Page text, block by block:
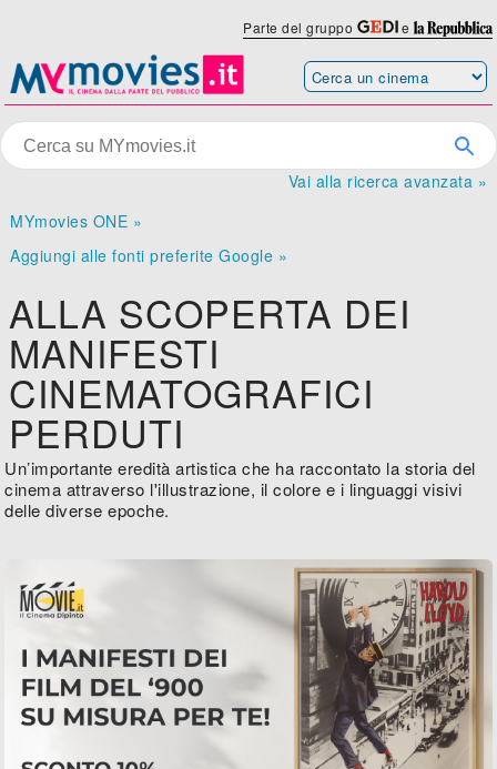
Parte del gruppo e
Vai alla ricerca avanzata »
MYmovies ONE »
Aggiungi alle fonti preferite Google »
ALLA SCOPERTA DEI
MANIFESTI
CINEMATOGRAFICI
PERDUTI
Un’importante eredità artistica che ha raccontato la storia del
cinema attraverso l'illustrazione, il colore e i linguaggi visivi
delle diverse epoche.